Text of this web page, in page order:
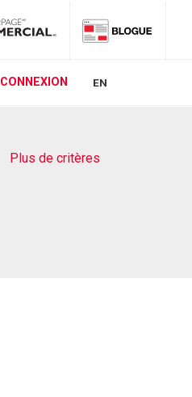
CONNEXION EN
Plus de critères